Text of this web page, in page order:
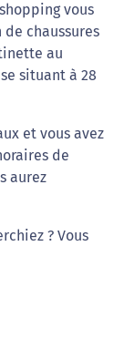
vous
chaussures
au
situant à 28
et vous avez
de
aurez
? Vous